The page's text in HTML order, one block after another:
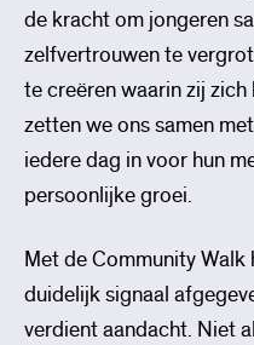
de kracht om jongeren
zelfvertrouwen te
te creëren waarin zij
zetten we ons samen
iedere dag in voor hun
persoonlijke groei.
Met de Community Walk
duidelijk signaal
verdient aandacht. Niet